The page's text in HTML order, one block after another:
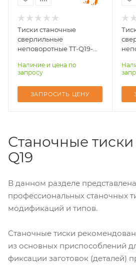
Россия
Назначение тисков
для сверлильных
Функция поворота
Возможность
зажимные
Параллельные тиски
Сверлильные тиски
да
Механические тиски
Тиски станочные
сверлильные
неповоротные TT-Q19-
Наличие и цена по
запросу
ЗАПРОСИТЬ ЦЕНУ
да
Станочные тиски
Q19
В данном разделе
профессиональных станочных
модификаций и типов.
Станочные тиски
из основных приспособлений
фиксации заготовок (деталей)